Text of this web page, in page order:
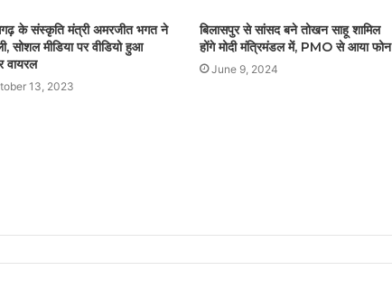
अभिनेता धर्मेंद्र की मौत की खबर अफवाह! हेमा
मालिनी ने किया कंफर्म
पूर्व मुख्यमंत्री अरविंद केजरीवाल ने दी विश्वकर्मा
के संस्कृति मंत्री अमरजीत भगत ने
सोशल मीडिया पर वीडियो हुआ
वायरल
13, 2023
बिलासपुर से सांसद बने तोखन साहू शामिल
होंगे मोदी मंत्रिमंडल में, PMO से आया फोन
June 9, 2024